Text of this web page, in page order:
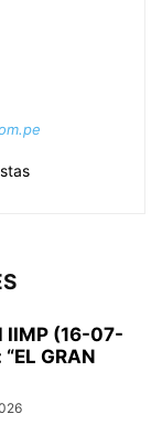
IIMP (16-07-
GRAN